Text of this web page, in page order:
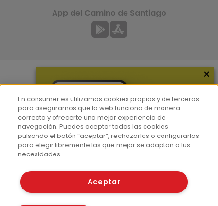
Más información
¿Quiénes somos?
Hemeroteca
Contacto
Prensa
App del Camino de Santiago
© Fundación EROSKI
Aviso legal
×
En consumer.es utilizamos cookies propias y de terceros
para asegurarnos que la web funciona de manera
correcta y ofrecerte una mejor experiencia de
navegación. Puedes aceptar todas las cookies
pulsando el botón “aceptar”, rechazarlas o configurarlas
para elegir libremente las que mejor se adaptan a tus
necesidades.
Aceptar